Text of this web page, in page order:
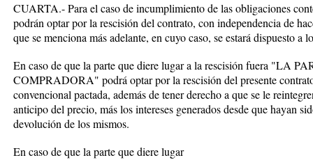
CUARTA.- Para el caso de incumplimiento de las obligaciones
podrán optar por la rescisión del contrato, con independencia de
que se menciona más adelante, en cuyo caso, se estará dispuesto a
En caso de que la parte que diere lugar a la rescisión fuera "LA
COMPRADORA" podrá optar por la rescisión del presente
convencional pactada, además de tener derecho a que se le
anticipo del precio, más los intereses generados desde que hayan
devolución de los mismos.
En caso de que la parte que diere lugar